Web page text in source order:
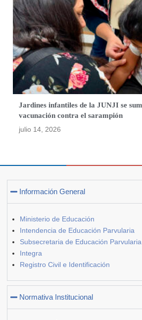
Jardines infantiles de la JUNJI se
vacunación contra el sarampión
julio 14, 2026
Información General
Ministerio de Educación
Intendencia de Educación Parvularia
Subsecretaria de Educación Parvularia
Integra
Registro Civil e Identificación
Normativa Institucional